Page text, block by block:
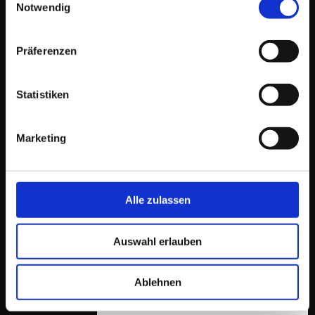
Notwendig
Präferenzen
Statistiken
Marketing
Alle zulassen
Auswahl erlauben
Ablehnen
Ein Fest für alle Sinne –
Heilbronner Lichterfest
hier gerne ein paar Impressionen vom Heilbronner Lichterfest
gepaart mit Livemusik und DJ´s, verzauberten wir Gebäude
eine Promenade in den Abendstunden zu einem visuellen
Höhepunkt des Abends war eine auf die Musik abgestimmte
Lasershow unter …
Impressum Datenschutz AGB